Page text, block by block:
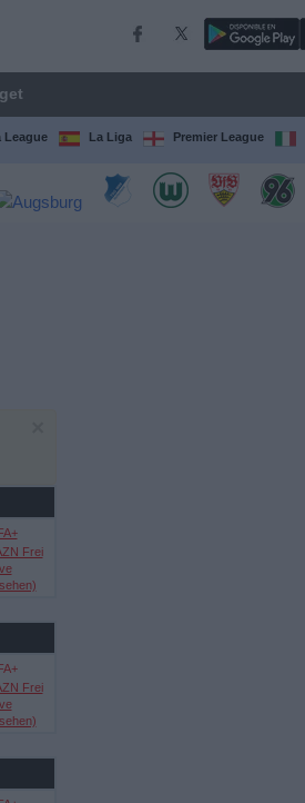
League La Liga Premier League
Frei
Frei